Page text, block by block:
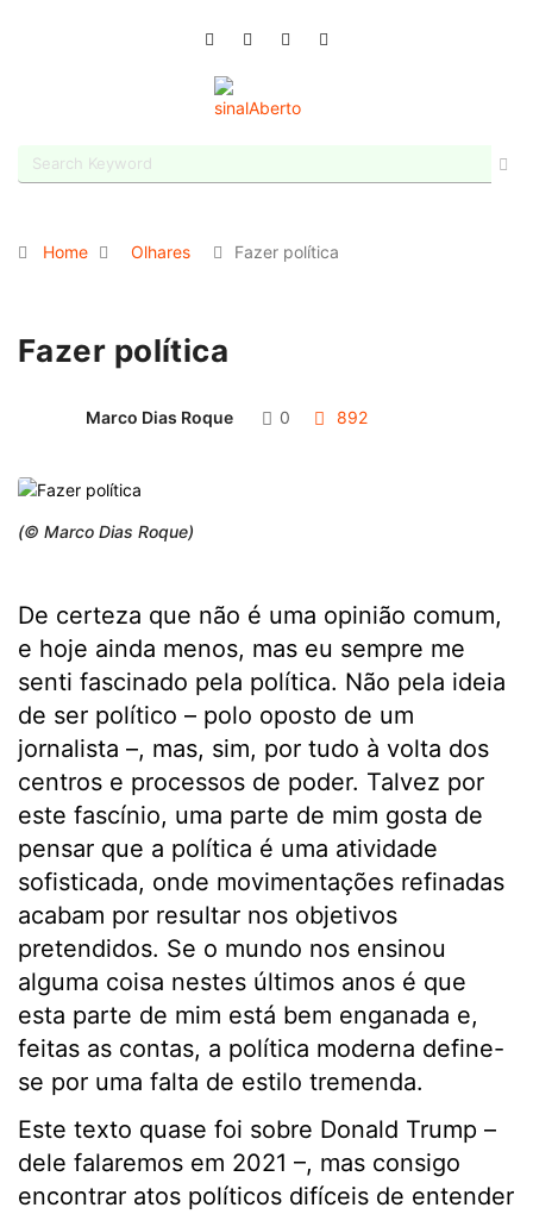
Home Olhares Fazer política
Fazer política
Marco Dias Roque 0 892
(© Marco Dias Roque)
De certeza que não é uma opinião comum,
e hoje ainda menos, mas eu sempre me
senti fascinado pela política. Não pela ideia
de ser político – polo oposto de um
jornalista –, mas, sim, por tudo à volta dos
centros e processos de poder. Talvez por
este fascínio, uma parte de mim gosta de
pensar que a política é uma atividade
sofisticada, onde movimentações refinadas
acabam por resultar nos objetivos
pretendidos. Se o mundo nos ensinou
alguma coisa nestes últimos anos é que
esta parte de mim está bem enganada e,
feitas as contas, a política moderna define-
se por uma falta de estilo tremenda.
Este texto quase foi sobre Donald Trump –
dele falaremos em 2021 –, mas consigo
encontrar atos políticos difíceis de entender